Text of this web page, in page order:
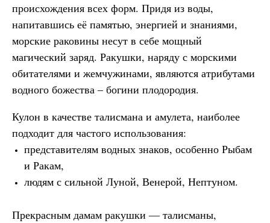
происхождения всех форм. Придя из воды,
напитавшись её памятью, энергией и знаниями,
морские раковины несут в себе мощный
магический заряд. Ракушки, наряду с морскими
обитателями и жемчужинами, являются атрибутами
водного божества – богини плодородия.
Кулон в качестве талисмана и амулета, наиболее
подходит для частого использования:
представителям водных знаков, особенно Рыбам
и Ракам,
людям с сильной Луной, Венерой, Нептуном.
Прекрасным дамам ракушки — талисманы,